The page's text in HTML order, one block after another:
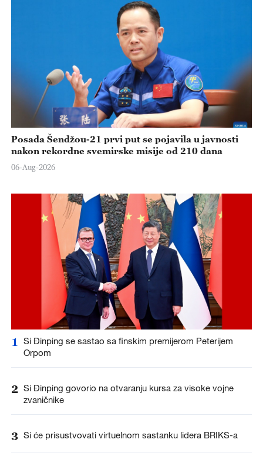
Posada Šendžou-21 prvi put se pojavila u javnosti
nakon rekordne svemirske misije od 210 dana
06-Aug-2026
1
Si Đinping se sastao sa finskim premijerom Peterijem
Orpom
2 Si Đinping govorio na otvaranju kursa za visoke vojne
zvaničnike
3 Si će prisustvovati virtuelnom sastanku lidera BRIKS-a